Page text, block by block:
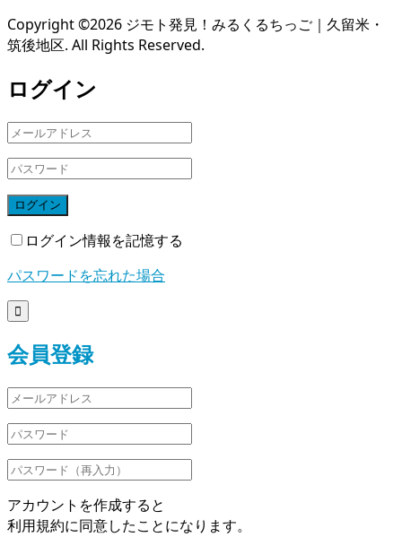
Copyright ©2026 ジモト発見！みるくるちっご｜久留米・
筑後地区. All Rights Reserved.
ログイン
ログイン
ログイン情報を記憶する
パスワードを忘れた場合

会員登録
アカウントを作成すると
利用規約に同意したことになります。